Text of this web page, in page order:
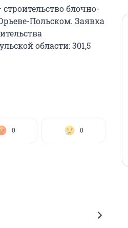
блочно-
Польском. Заявка
области: 301,5
0 0